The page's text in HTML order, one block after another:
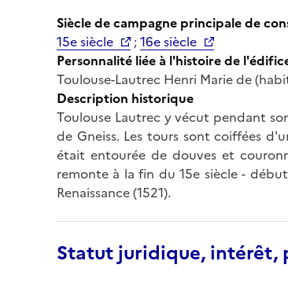
Siècle de campagne principale de
15e siècle
;16e siècle
Personnalité liée à l'histoire de
Toulouse-Lautrec Henri Marie de
Description historique
Toulouse Lautrec y vécut pendant
de Gneiss. Les tours sont coiffées
était entourée de douves et
remonte à la fin du 15e siècle -
Renaissance (1521).
Statut juridique, intérêt,